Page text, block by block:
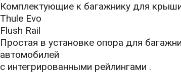
Комплектующие к багажнику для
Thule Evo
Flush Rail
Простая в установке опора для
автомобилей
с интегрированными рейлингами .